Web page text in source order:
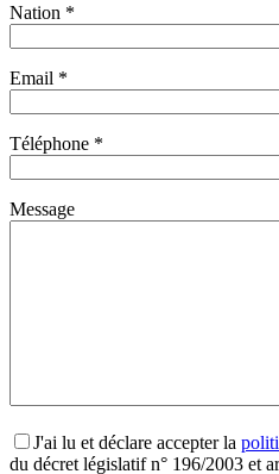
Nation *
Email *
Téléphone *
Message
J'ai lu et déclare accepter la
du décret législatif n° 196/2003 et